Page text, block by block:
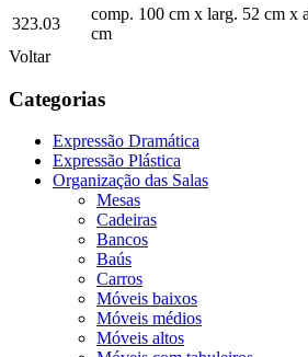
323.03
comp. 100 cm x larg. 52 cm x
cm
Voltar
Categorias
Expressão Dramática
Expressão Plástica
Organização das Salas
Mesas
Cadeiras
Bancos
Baús
Carros
Móveis baixos
Móveis médios
Móveis altos